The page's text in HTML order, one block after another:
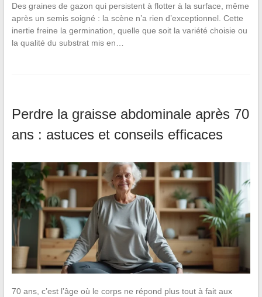
Des graines de gazon qui persistent à flotter à la surface, même
après un semis soigné : la scène n’a rien d’exceptionnel. Cette
inertie freine la germination, quelle que soit la variété choisie ou
la qualité du substrat mis en…
Perdre la graisse abdominale après 70
ans : astuces et conseils efficaces
70 ans, c’est l’âge où le corps ne répond plus tout à fait aux